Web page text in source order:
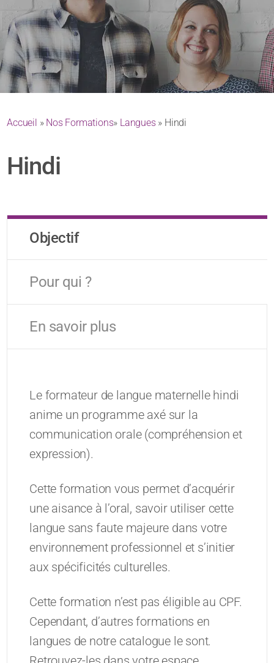
Accueil » Nos Formations» Langues» Hindi
Hindi
Objectif
Pour qui ?
En savoir plus
Le formateur de langue maternelle hindi
anime un programme axé sur la
communication orale (compréhension et
expression).
Cette formation vous permet d’acquérir
une aisance à l’oral, savoir utiliser cette
langue sans faute majeure dans votre
environnement professionnel et s’initier
aux spécificités culturelles.
Cette formation n’est pas éligible au CPF.
Cependant, d’autres formations en
langues de notre catalogue le sont.